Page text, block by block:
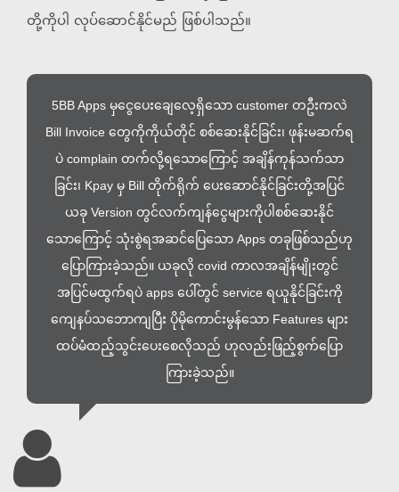
တို့ကိုပါ လုပ်ဆောင်နိုင်မည် ဖြစ်ပါသည်။
5BB Apps မှငွေပေးချေလေ့ရှိသော customer တဦးကလဲ
Bill Invoice တွေကိုကိုယ်တိုင် စစ်ဆေးနိုင်ခြင်း၊ ဖုန်းမဆက်ရ
ပဲ complain တက်လို့ရသောကြောင့် အချိန်ကုန်သက်သာ
ခြင်း၊ Kpay မှ Bill တိုက်ရိုက် ပေးဆောင်နိုင်ခြင်းတို့အပြင်
ယခု Version တွင်လက်ကျန်ငွေများကိုပါစစ်ဆေးနိုင်
သောကြောင့် သုံးစွဲရအဆင်ပြေသော Apps တခုဖြစ်သည်ဟု
ပြောကြားခဲ့သည်။ ယခုလို covid ကာလအချိန်မျိုးတွင်
အပြင်မထွက်ရပဲ apps ပေါ်တွင် service ရယူနိုင်ခြင်းကို
ကျေနပ်သဘောကျပြီး ပိုမိုကောင်းမွန်သော Features များ
ထပ်မံထည့်သွင်းပေးစေလိုသည် ဟုလည်းဖြည့်စွက်ပြော
ကြားခဲ့သည်။